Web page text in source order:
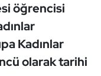
öğrencisi
Kadınlar
olarak tarihi